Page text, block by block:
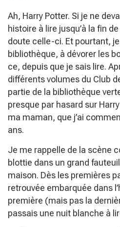
Ah, Harry Potter. Si je ne
histoire à lire jusqu’à la fin
doute celle-ci. Et pourtant,
bibliothèque, à dévorer les
ce, depuis que je sais lire.
différents volumes du Club
partie de la bibliothèque
presque par hasard sur
ma maman, que j’ai
ans.
Je me rappelle de la scène
blottie dans un grand
maison. Dès les premières
retrouvée embarquée dans
première (mais pas la
passais une nuit blanche à